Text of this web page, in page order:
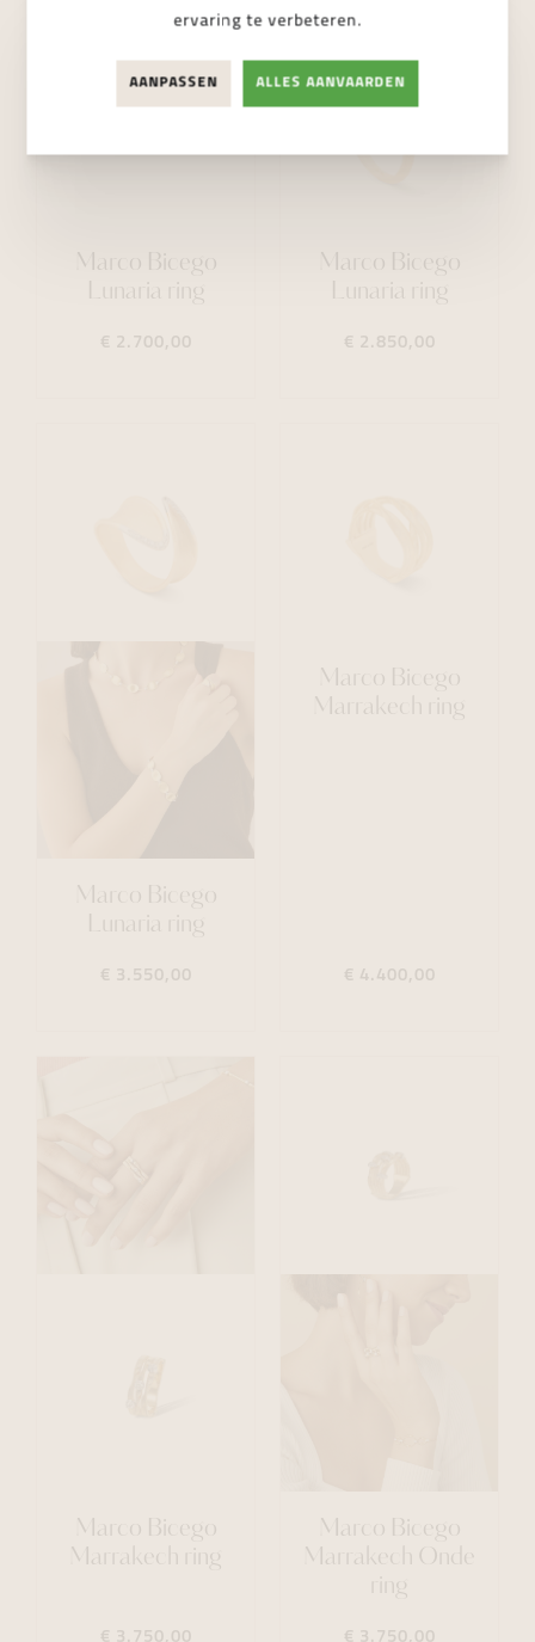
Marco Bicego
Lunaria ring
€ 2.700,00
Marco Bicego
Lunaria ring
€ 2.850,00
Marco Bicego
Lunaria ring
€ 3.550,00
Marco Bicego
Marrakech ring
€ 4.400,00
Marco Bicego
Marrakech ring
€ 3.750,00
Marco Bicego
Marrakech Onde
ring
€ 3.750,00
ervaring te verbeteren.
AANPASSEN ALLES AANVAARDEN